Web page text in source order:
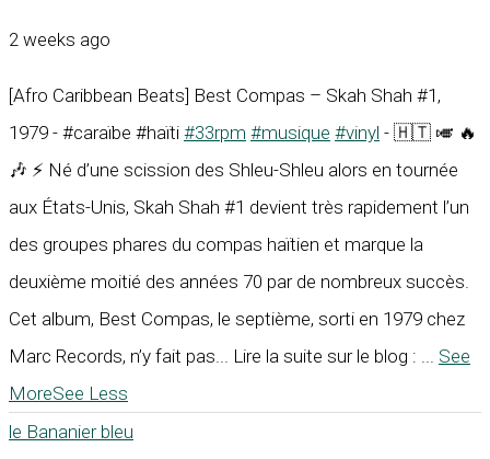
2 weeks ago
[Afro Caribbean Beats] Best Compas – Skah Shah #1,
1979 - #caraïbe #haïti #33rpm #musique #vinyl - 🇭🇹 🎺 🔥
🎶 ⚡ Né d’une scission des Shleu-Shleu alors en tournée
aux États-Unis, Skah Shah #1 devient très rapidement l’un
des groupes phares du compas haïtien et marque la
deuxième moitié des années 70 par de nombreux succès.
Cet album, Best Compas, le septième, sorti en 1979 chez
Marc Records, n’y fait pas... Lire la suite sur le blog :
See
MoreSee Less
le Bananier bleu